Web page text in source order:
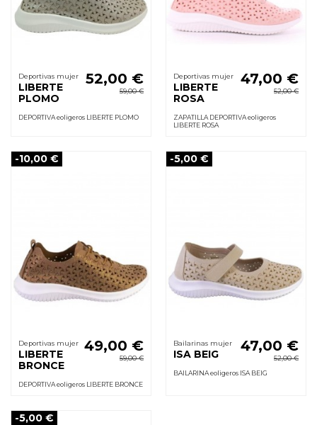
Deportivas mujer
LIBERTE
PLOMO
52,00 €
59,00 €
DEPORTIVA eoligeros LIBERTE PLOMO
Deportivas mujer
LIBERTE
ROSA
47,00 €
52,00 €
ZAPATILLA DEPORTIVA eoligeros
LIBERTE ROSA
-10,00 €
Deportivas mujer
LIBERTE
BRONCE
49,00 €
59,00 €
DEPORTIVA eoligeros LIBERTE BRONCE
-5,00 €
Bailarinas mujer
ISA BEIG
47,00 €
52,00 €
BAILARINA eoligeros ISA BEIG
-5,00 €